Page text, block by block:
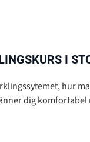
I
hur
dig